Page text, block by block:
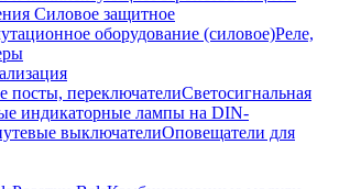
Силовое защитное
оборудование (силовое)Реле,
переключателиСветосигнальная
индикаторные лампы на DIN-
выключателиОповещатели для